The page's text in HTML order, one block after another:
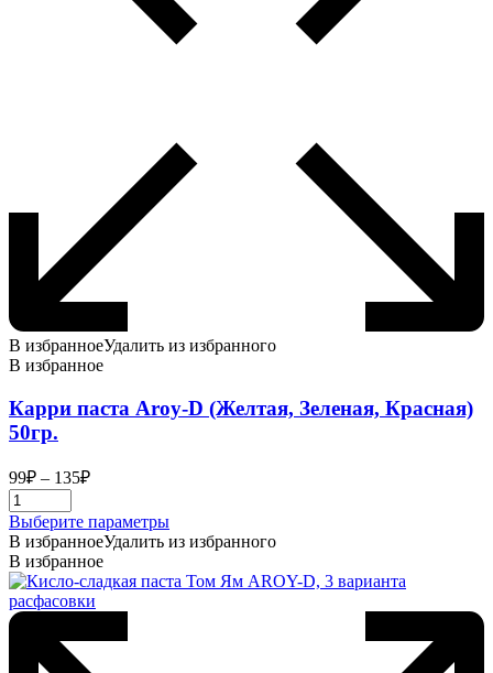
В избранноеУдалить из избранного
В избранное
Карри паста Aroy-D (Желтая, Зеленая, Красная)
50гр.
99₽ – 135₽Диапазон
99₽
–
135₽
Выберите параметрыЭтот
товар
несколько
В избранноеУдалить из избранного
В избранное